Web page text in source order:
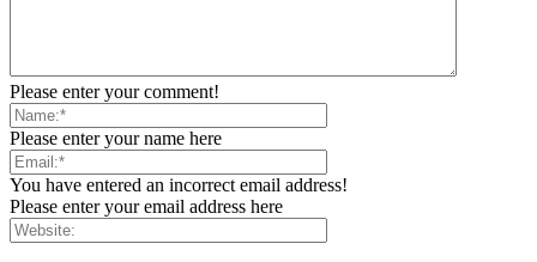
Please enter your comment!
Please enter your name here
You have entered an incorrect email address!
Please enter your email address here